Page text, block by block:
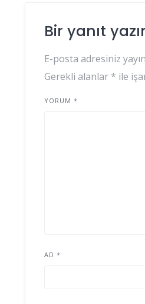
Bir yanıt
E-posta adresiniz
Gerekli alanlar * ile
YORUM *
AD *